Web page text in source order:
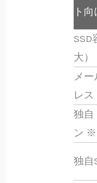
ト向
SSD
大）
メー
レス
独自
ン
独自